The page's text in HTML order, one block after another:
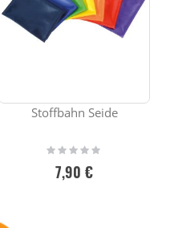
Stoffbahn Seide
Rating:
0%
7,90 €